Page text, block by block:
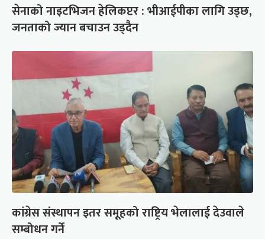
सेनाको नाइटभिजन हेलिकप्टर : भीआईपीका लागि उड्छ,
जनताको ज्यान बचाउन उड्दैन
कांग्रेस संस्थापन इतर समूहको राष्ट्रिय भेलालाई देउवाले
सम्बोधन गर्ने